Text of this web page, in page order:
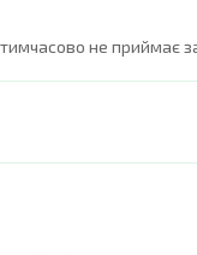
не приймає